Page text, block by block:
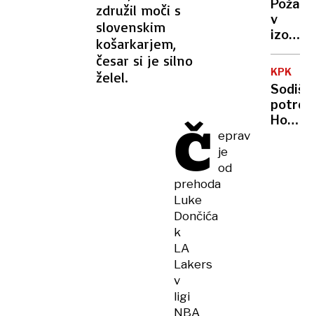
združil moči s
slovenskim
košarkarjem,
česar si je silno
želel.
Č eprav
je
od
prehoda
Luke
Dončića
k
LA
Lakers
v
ligi
NBA
»V
tega
ne
bom
Požar
v
izolski
hali,
gasilci
rešili
KPK
Hojs